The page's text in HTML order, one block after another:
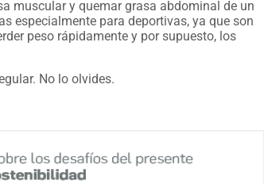
muscular y quemar grasa abdominal de un
especialmente para deportivas, ya que son
peso rápidamente y por supuesto, los
No lo olvides.